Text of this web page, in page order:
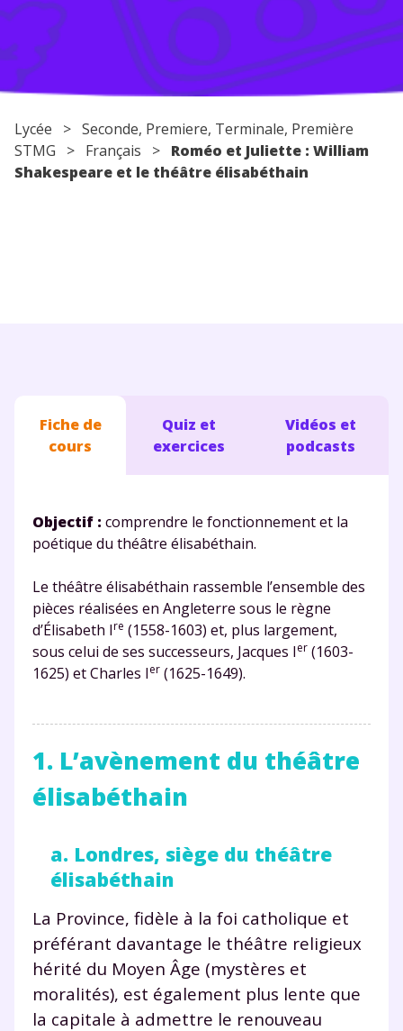
Conseils pour les parents
Lycée > Seconde, Premiere, Terminale, Première
STMG > Français > Roméo et Juliette : William
Shakespeare et le théâtre élisabéthain
Fiche de
cours
Quiz et
exercices
Vidéos et
podcasts
Objectif : comprendre le fonctionnement et la
poétique du théâtre élisabéthain.
Le théâtre élisabéthain rassemble l’ensemble des
pièces réalisées en Angleterre sous le règne
d’Élisabeth Ire (1558-1603) et, plus largement,
sous celui de ses successeurs, Jacques Ier (1603-
1625) et Charles Ier (1625-1649).
1. L’avènement du théâtre
élisabéthain
a. Londres, siège du théâtre
élisabéthain
La Province, fidèle à la foi catholique et
préférant davantage le théâtre religieux
hérité du Moyen Âge (mystères et
moralités), est également plus lente que
la capitale à admettre le renouveau